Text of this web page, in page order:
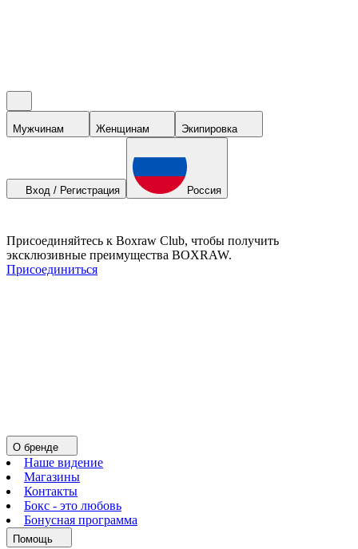
Мужчинам Женщинам Экипировка
Вход / Регистрация Россия
Присоединяйтесь к Boxraw Club, чтобы получить
эксклюзивные преимущества BOXRAW.
Присоединиться
О бренде
Наше видение
Магазины
Контакты
Бокс - это любовь
Бонусная программа
Помощь